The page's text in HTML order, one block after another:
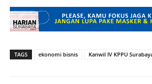
TAGS ekonomi bisnis Kanwil IV KPPU